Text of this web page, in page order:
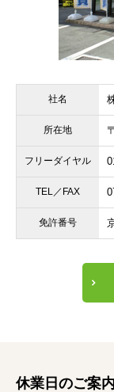
社名
所在地
フリーダイヤル
TEL／FAX
免許番号
休業日のご案内